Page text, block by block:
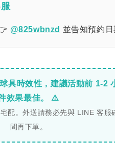
@825wbnzd 並告知預約日
具時效性，建議活動前 1-2
效果最佳。 ⚠️
配。外送請務必先與 LINE 客服
間再下單。